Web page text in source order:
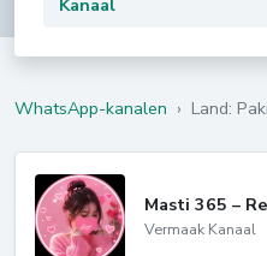
WhatsApp-kanalen › Land:
Masti 365 –
Vermaak Kanaal